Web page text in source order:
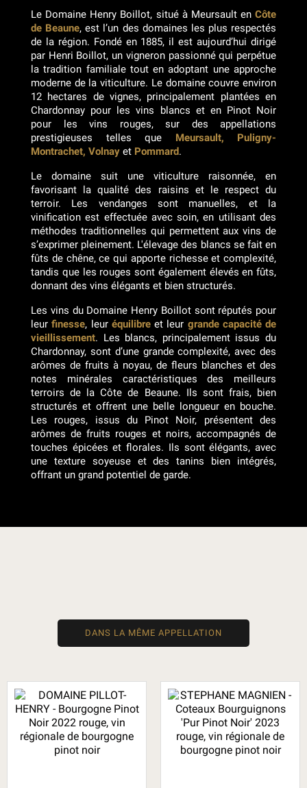
Le Domaine Henry Boillot, situé à Meursault en Côte
de Beaune, est l’un des domaines les plus respectés
de la région. Fondé en 1885, il est aujourd’hui dirigé
par Henri Boillot, un vigneron passionné qui perpétue
la tradition familiale tout en adoptant une approche
moderne de la viticulture. Le domaine couvre environ
12 hectares de vignes, principalement plantées en
Chardonnay pour les vins blancs et en Pinot Noir
pour les vins rouges, sur des appellations
prestigieuses telles que Meursault, Puligny-
Montrachet, Volnay et Pommard.
Le domaine suit une viticulture raisonnée, en
favorisant la qualité des raisins et le respect du
terroir. Les vendanges sont manuelles, et la
vinification est effectuée avec soin, en utilisant des
méthodes traditionnelles qui permettent aux vins de
s’exprimer pleinement. L'élevage des blancs se fait en
fûts de chêne, ce qui apporte richesse et complexité,
tandis que les rouges sont également élevés en fûts,
donnant des vins élégants et bien structurés.
Les vins du Domaine Henry Boillot sont réputés pour
leurfinesse, leur équilibreet leur grande capacité de
vieillissement. Les blancs, principalement issus du
Chardonnay, sont d’une grande complexité, avec des
arômes de fruits à noyau, de fleurs blanches et des
notes minérales caractéristiques des meilleurs
terroirs de la Côte de Beaune. Ils sont frais, bien
structurés et offrent une belle longueur en bouche.
Les rouges, issus du Pinot Noir, présentent des
arômes de fruits rouges et noirs, accompagnés de
touches épicées et florales. Ils sont élégants, avec
une texture soyeuse et des tanins bien intégrés,
offrant un grand potentiel de garde.
DANS LA MÊME APPELLATION